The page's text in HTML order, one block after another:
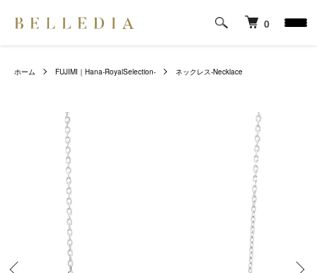
0
ホーム FUJIMI｜Hana-RoyalSelection- ネックレス-Necklace